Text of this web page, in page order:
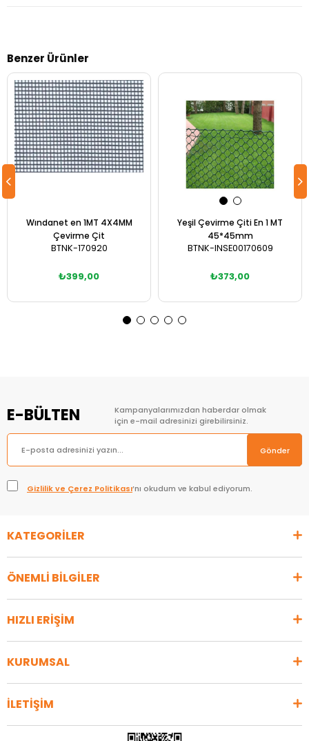
Benzer Ürünler
Wındanet en 1MT 4X4MM
Çevirme Çit
BTNK-170920
₺399,00
Yeşil Çevirme Çiti En 1 MT
45*45mm
BTNK-INSE00170609
₺373,00
E-BÜLTEN
Kampanyalarımızdan haberdar olmak
için e-mail adresinizi girebilirsiniz.
Gönder
Gizlilik ve Çerez Politikası’nı okudum ve kabul ediyorum.
KATEGORİLER
ÖNEMLİ BİLGİLER
HIZLI ERİŞİM
KURUMSAL
İLETİŞİM